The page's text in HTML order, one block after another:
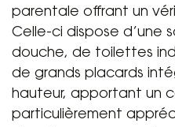
parentale offrant un
Celle-ci dispose d’une
douche, de toilettes
de grands placards
hauteur, apportant un
particulièrement